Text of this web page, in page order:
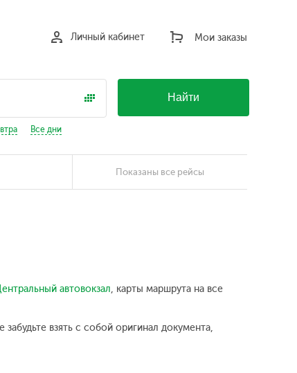
Мои заказы
Личный кабинет
Все дни
Найти
Показаны все рейсы
автовокзал, карты маршрута на все
взять с собой оригинал документа,